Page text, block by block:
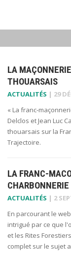
LA
THOUARSAIS
ACTUALITÉS | 29
« La franc-
Delclos et Jean Luc
thouarsais sur la
Trajectoire.
LA FRANC-
CHARBONNERIE
ACTUALITÉS | 2
En parcourant le
intrigué par ce que
et les Rites
complet sur le sujet